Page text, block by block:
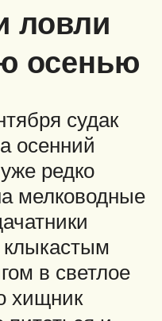
ловли
осенью
судак
осенний
редко
мелководные
клыкастым
в светлое
хищник